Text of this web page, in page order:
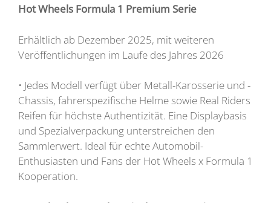
Hot Wheels Formula 1 Premium Serie
Erhältlich ab Dezember 2025, mit weiteren
Veröffentlichungen im Laufe des Jahres 2026
• Jedes Modell verfügt über Metall-Karosserie und -
Chassis, fahrerspezifische Helme sowie Real Riders
Reifen für höchste Authentizität. Eine Displaybasis
und Spezialverpackung unterstreichen den
Sammlerwert. Ideal für echte Automobil-
Enthusiasten und Fans der Hot Wheels x Formula 1
Kooperation.